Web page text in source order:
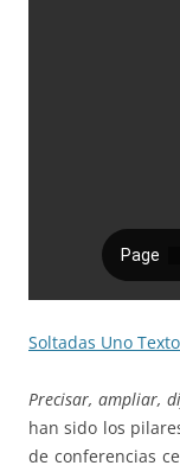
Soltadas Uno
Precisar, ampliar,
han sido los
de conferencias